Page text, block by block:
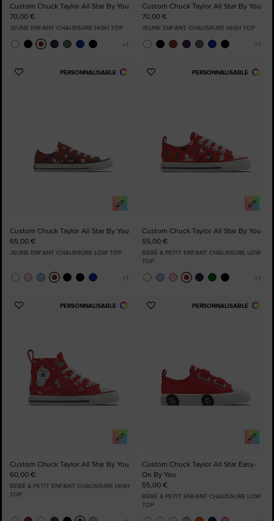
Custom Chuck Taylor All Star By You
70,00 €
JEUNE ENFANT CHAUSSURE HIGH TOP
Custom Chuck Taylor All Star By You
70,00 €
JEUNE ENFANT CHAUSSURE HIGH TOP
PERSONNALISABLE
Ajouter
Custom Chuck Taylor All Star By You
65,00 €
JEUNE ENFANT CHAUSSURE LOW TOP
PERSONNALISABLE
Ajouter
Custom Chuck Taylor All Star By You
55,00 €
BÉBÉ & PETIT ENFANT CHAUSSURE LOW
TOP
PERSONNALISABLE
Ajouter
Custom Chuck Taylor All Star By You
60,00 €
BÉBÉ & PETIT ENFANT CHAUSSURE HIGH
TOP
PERSONNALISABLE
Ajouter
Custom Chuck Taylor All Star Easy-
On By You
55,00 €
BÉBÉ & PETIT ENFANT CHAUSSURE LOW
TOP